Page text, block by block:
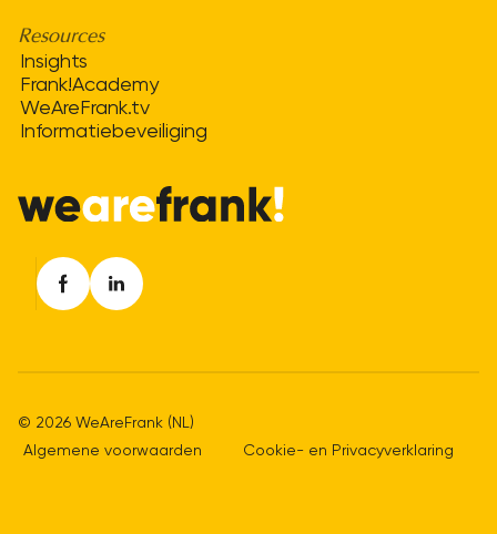
Resources
Insights
Frank!Academy
WeAreFrank.tv
Informatiebeveiliging
© 2026 WeAreFrank (NL)
Algemene voorwaarden
Cookie- en Privacyverklaring